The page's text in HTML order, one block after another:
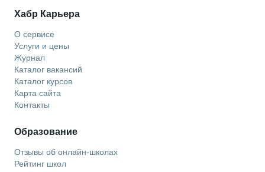
Хабр Карьера
О сервисе
Услуги и цены
Журнал
Каталог вакансий
Каталог курсов
Карта сайта
Контакты
Образование
Отзывы об онлайн-школах
Рейтинг школ